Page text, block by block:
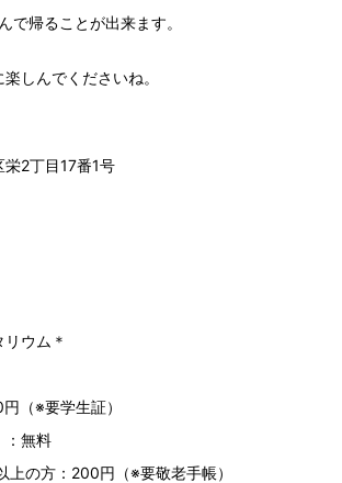
で帰ることが出来ます。
しんでくださいね。
2丁目17番1号
ウム＊
（※要学生証）
：無料
上の方：200円（※要敬老手帳）